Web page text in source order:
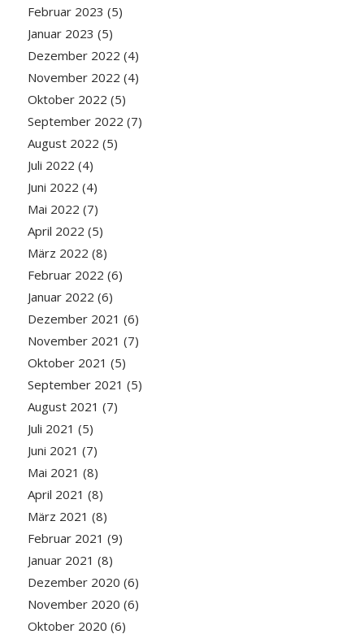
Februar 2023 (5)
Januar 2023 (5)
Dezember 2022 (4)
November 2022 (4)
Oktober 2022 (5)
September 2022 (7)
August 2022 (5)
Juli 2022 (4)
Juni 2022 (4)
Mai 2022 (7)
April 2022 (5)
März 2022 (8)
Februar 2022 (6)
Januar 2022 (6)
Dezember 2021 (6)
November 2021 (7)
Oktober 2021 (5)
September 2021 (5)
August 2021 (7)
Juli 2021 (5)
Juni 2021 (7)
Mai 2021 (8)
April 2021 (8)
März 2021 (8)
Februar 2021 (9)
Januar 2021 (8)
Dezember 2020 (6)
November 2020 (6)
Oktober 2020 (6)